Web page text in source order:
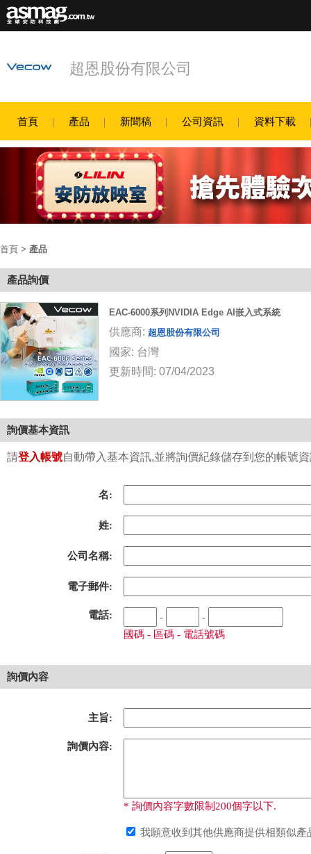
超恩股份有限公司
首頁 產品 新聞稿 公司資訊 資料下載
首頁 > 產品
產品詢價
EAC-6000系列NVIDIA Edge AI嵌入式系統
供應商: 超恩股份有限公司
國家: 台灣
更新時間: 07/04/2023
詢價基本資訊
請登入帳號自動帶入基本資訊,並將詢價紀錄儲存到您的帳號
名:
姓:
公司名稱:
電子郵件:
電話: -
-
國碼 - 區碼 - 電話號碼
詢價內容
主旨:
詢價內容:
* 詢價內容字數限制200個字以下.
我願意收到其他供應商提供相類似產